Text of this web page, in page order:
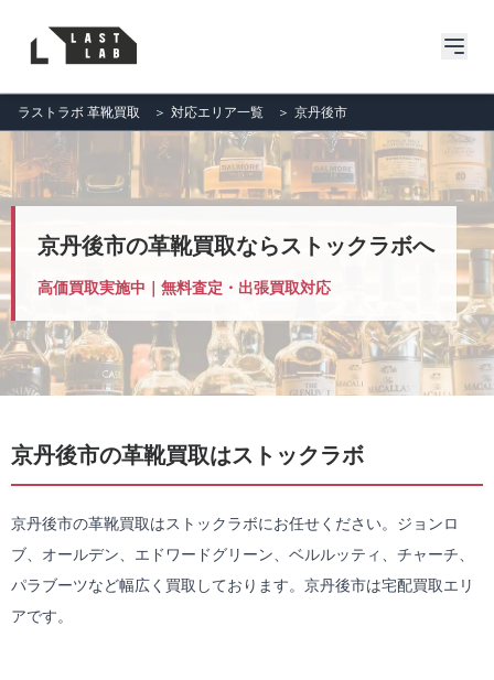
ラストラボ 革靴買取 ＞ 対応エリア一覧 ＞ 京丹後市
京丹後市の革靴買取ならストックラボへ
高価買取実施中｜無料査定・出張買取対応
京丹後市の革靴買取はストックラボ
京丹後市の革靴買取はストックラボにお任せください。ジョンロ
ブ、オールデン、エドワードグリーン、ベルルッティ、チャーチ、
パラブーツなど幅広く買取しております。京丹後市は宅配買取エリ
アです。